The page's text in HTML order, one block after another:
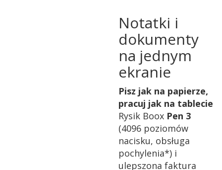
Notatki i
dokumenty
na jednym
ekranie
Pisz jak na papierze,
pracuj jak na tablecie
Rysik Boox Pen 3
(4096 poziomów
nacisku, obsługa
pochylenia*) i
ulepszona faktura